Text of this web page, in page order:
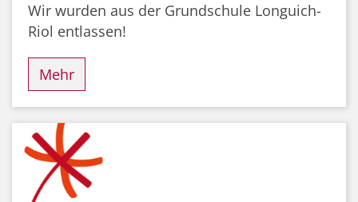
Wir wurden aus der Grundschule Longuich-
Riol entlassen!
Mehr